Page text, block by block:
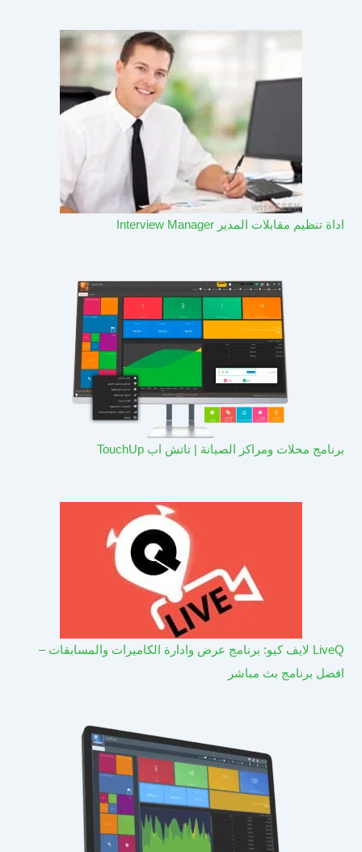
اداة تنظيم مقابلات المدير Interview Manager
برنامج محلات ومراكز الصيانة | تاتش اب TouchUp
LiveQ لايف كيو: برنامج عرض وادارة الكاميرات والمسابقات –
افضل برنامج بث مباشر